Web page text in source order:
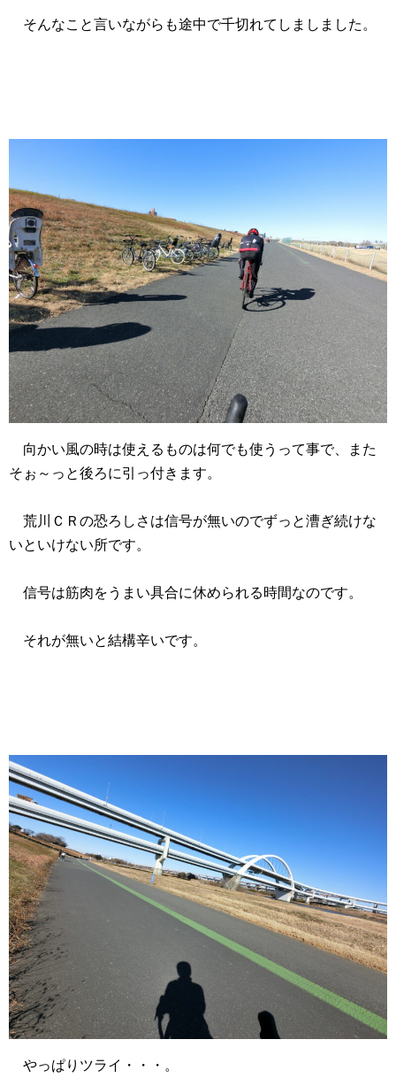
そんなこと言いながらも途中で千切れてしましました。
向かい風の時は使えるものは何でも使うって事で、また
そぉ～っと後ろに引っ付きます。
荒川ＣＲの恐ろしさは信号が無いのでずっと漕ぎ続けな
いといけない所です。
信号は筋肉をうまい具合に休められる時間なのです。
それが無いと結構辛いです。
やっぱりツライ・・・。